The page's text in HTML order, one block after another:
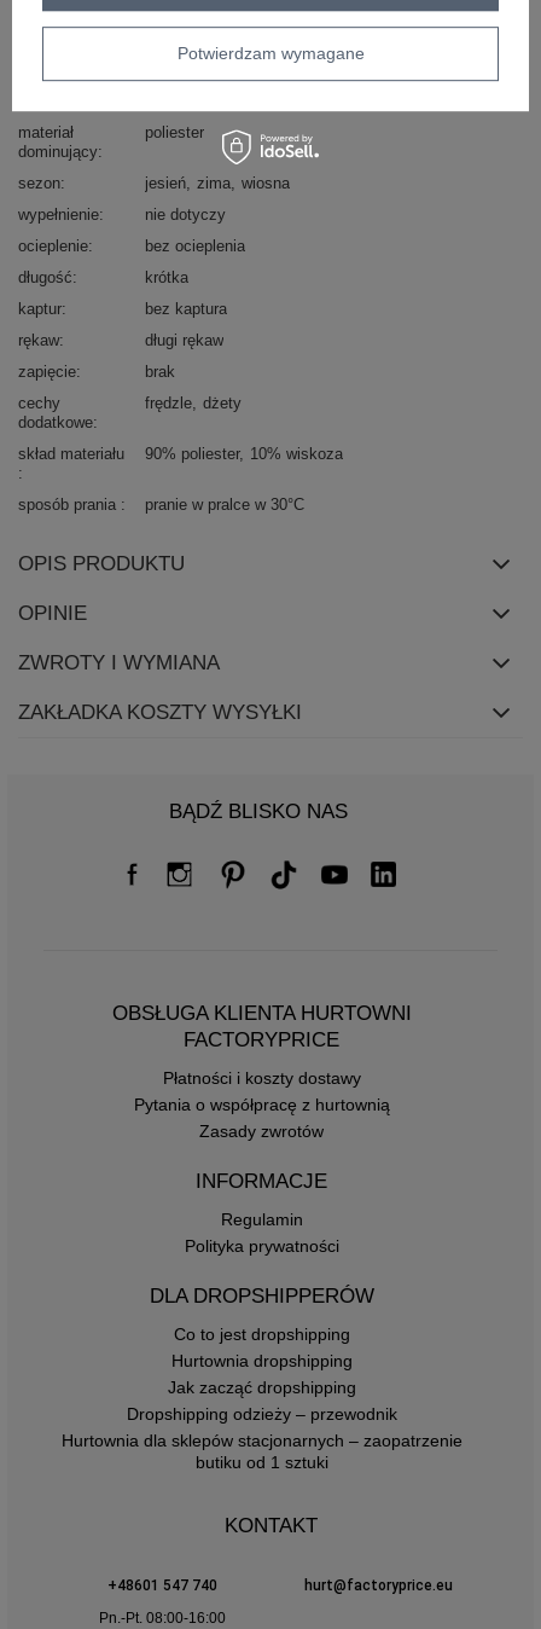
codzienne
wzór
aplikacja
materiał
dominujący
poliester
sezon jesień zima wiosna
wypełnienie
nie dotyczy
ocieplenie
bez ocieplenia
długość
krótka
kaptur
bez kaptura
rękaw
długi rękaw
zapięcie
brak
cechy
dodatkowe
frędzle dżety
skład materiału 90% poliester 10% wiskoza
sposób prania pranie w pralce w 30°C
OPIS PRODUKTU
OPINIE
ZWROTY I WYMIANA
ZAKŁADKA KOSZTY WYSYŁKI
BĄDŹ BLISKO NAS
OBSŁUGA KLIENTA HURTOWNI
FACTORYPRICE
Płatności i koszty dostawy
Pytania o współpracę z hurtownią
Zasady zwrotów
INFORMACJE
Regulamin
Polityka prywatności
DLA DROPSHIPPERÓW
Co to jest dropshipping
Hurtownia dropshipping
Jak zacząć dropshipping
Dropshipping odzieży – przewodnik
Hurtownia dla sklepów stacjonarnych – zaopatrzenie
butiku od 1 sztuki
KONTAKT
+48601 547 740
hurt@factoryprice.eu
Pn.-Pt. 08:00-16:00
Potwierdzam wymagane